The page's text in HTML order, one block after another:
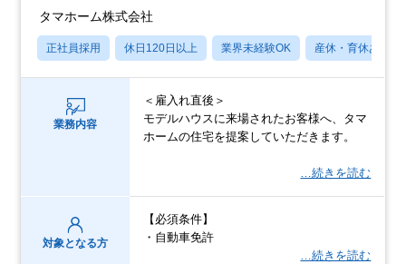
タマホーム株式会社
正社員採用 休日120日以上 業界未経験OK 産休・育休あり
業務内容
＜雇入れ直後＞
モデルハウスに来場されたお客様へ、タマ
ホームの住宅を提案していただきます。
…続きを読む
対象となる方
【必須条件】
・自動車免許
…続きを読む